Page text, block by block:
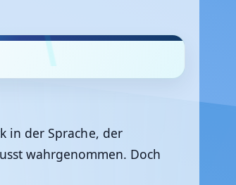
in der Sprache, der
wahrgenommen. Doch